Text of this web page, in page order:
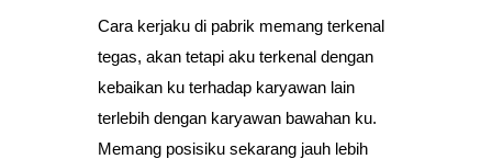
Cara kerjaku di pabrik memang terkenal
tegas, akan tetapi aku terkenal dengan
kebaikan ku terhadap karyawan lain
terlebih dengan karyawan bawahan ku.
Memang posisiku sekarang jauh lebih